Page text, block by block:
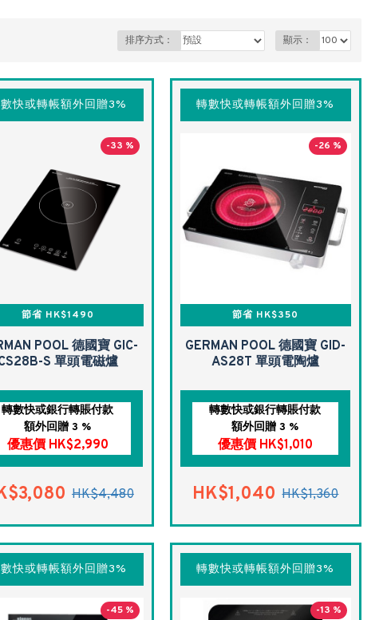
排序方式： 顯示：
快或轉帳額外回贈3%
-33 %
節省 HK$1490
POOL 德國寶 GIC-
S 單頭電磁爐
轉數快或銀行轉賬付款
額外回贈 3 %
優惠價 HK$2,990
HK$4,480
轉數快或轉帳額外回贈3%
-26 %
節省 HK$350
GERMAN POOL 德國寶 GID-
AS28T 單頭電陶爐
轉數快或銀行轉賬付款
額外回贈 3 %
優惠價 HK$1,010
HK$1,040 HK$1,360
快或轉帳額外回贈3%
-45 %
轉數快或轉帳額外回贈3%
-13 %